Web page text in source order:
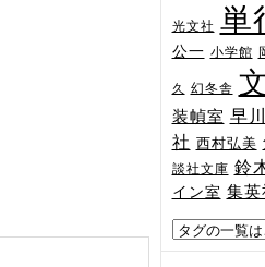
光文社 単
公一 小学館
久 幻冬舎
装幀室 早
社 西村弘美
談社文庫 鈴
イン室 集英